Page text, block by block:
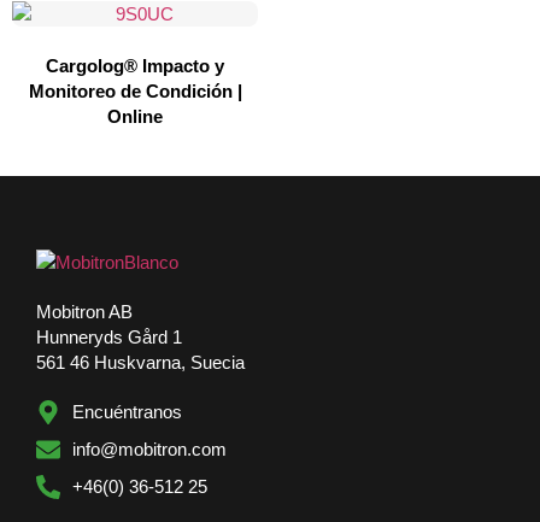
Cargolog® Impacto y
Monitoreo de Condición |
Online
Mobitron AB
Hunneryds Gård 1
561 46 Huskvarna, Suecia
Encuéntranos
info@mobitron.com
+46(0) 36-512 25